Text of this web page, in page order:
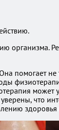
организма.
помогает
что
здоровья